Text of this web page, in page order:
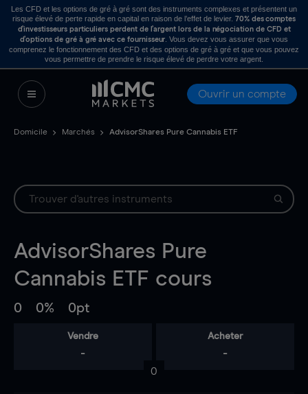
Les CFD et les options de gré à gré sont des instruments complexes et présentent un
risque élevé de perte rapide en capital en raison de l’effet de levier. 70% des comptes
d’investisseurs particuliers perdent de l’argent lors de la négociation de CFD et
d’options de gré à gré avec ce fournisseur . Vous devez vous assurer que vous
comprenez le fonctionnement des CFD et des options de gré à gré et que vous pouvez
vous permettre de prendre le risque élevé de perdre votre argent.
Ouvrir un compte
Domicile Marchés AdvisorShares Pure Cannabis ETF
AdvisorShares Pure
Cannabis ETF cours
0 0% 0pt
Vendre
-
Acheter
-
0